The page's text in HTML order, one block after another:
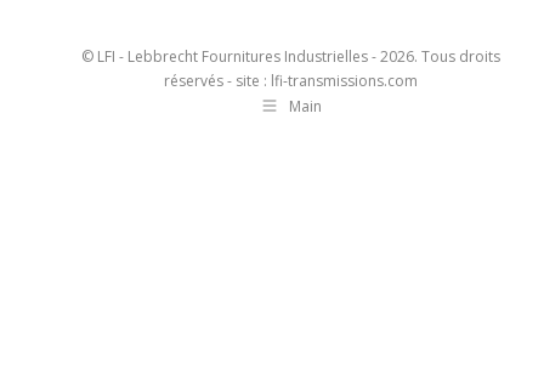
© LFI - Lebbrecht Fournitures Industrielles - 2026. Tous droits
réservés - site : lfi-transmissions.com
Main